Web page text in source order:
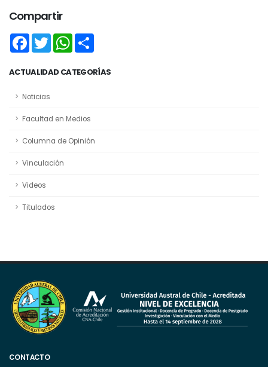
Compartir
Facebook
TwitterWhatsApp
ACTUALIDAD CATEGORÍAS
Noticias
Facultad en Medios
Columna de Opinión
Vinculación
Videos
Titulados
CONTACTO